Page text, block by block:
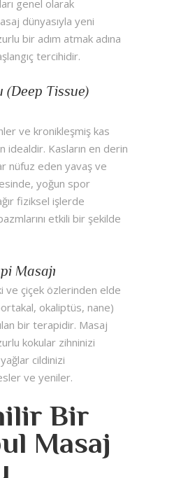
genel olarak
dünyasıyla yeni
bir adım atmak adına
tercihidir.
(Deep Tissue)
ve kronikleşmiş kas
idealdir. Kasların en derin
nüfuz eden yavaş ve
yoğun spor
fiziksel işlerde
etkili bir şekilde
Masajı
ve çiçek özlerinden elde
okaliptüs, nane)
bir terapidir. Masaj
kokular zihninizi
cildinizi
ve yeniler.
Bir
Masaj